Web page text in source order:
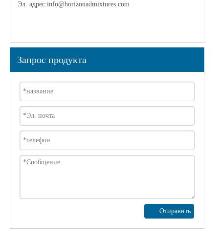
Эл. адрес:info@horizonadmixtures.com
Запрос продукта
Отправить